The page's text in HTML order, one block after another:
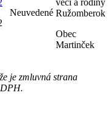
Neuvedené Ružomberok
Obec
Martinček
je zmluvná strana